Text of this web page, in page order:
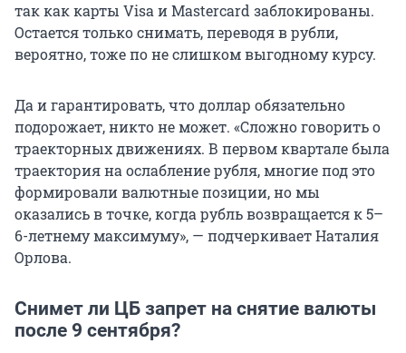
так как карты Visa и Mastercard заблокированы.
Остается только снимать, переводя в рубли,
вероятно, тоже по не слишком выгодному курсу.
Да и гарантировать, что доллар обязательно
подорожает, никто не может. «Сложно говорить о
траекторных движениях. В первом квартале была
траектория на ослабление рубля, многие под это
формировали валютные позиции, но мы
оказались в точке, когда рубль возвращается к 5–
6-летнему максимуму», — подчеркивает Наталия
Орлова.
Снимет ли ЦБ запрет на снятие валюты
после 9 сентября?